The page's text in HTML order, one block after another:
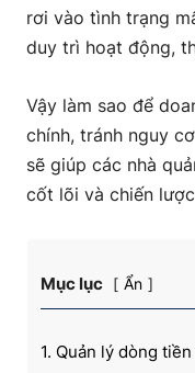
rơi vào tình trạng
duy trì hoạt động,
Vậy làm sao để
chính, tránh nguy
sẽ giúp các nhà
cốt lõi và chiến
Mục lục Ẩn
1. Quản lý dòng